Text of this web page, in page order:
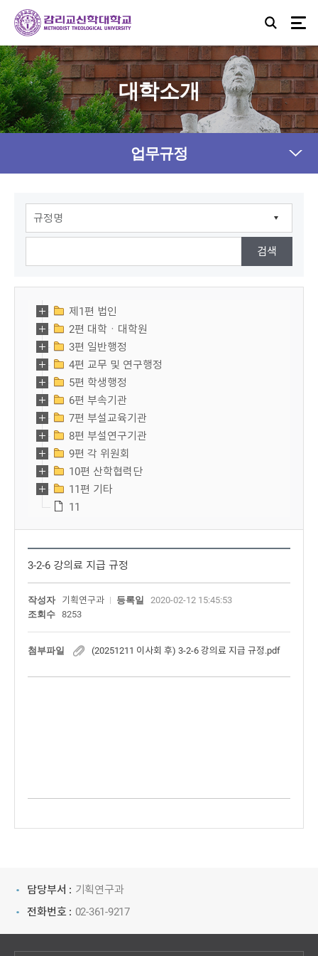
대학소개
업무규정
제1편 법인
2편 대학ㆍ대학원
3편 일반행정
4편 교무 및 연구행정
5편 학생행정
6편 부속기관
7편 부설교육기관
8편 부설연구기관
9편 각 위원회
10편 산학협력단
11편 기타
11
3-2-6 강의료 지급 규정
작성자 기획연구과 등록일
2020-02-12 15:45:53
조회수
8253
첨부파일 (20251211 이사회 후) 3-2-6 강의료 지급 규정.pdf
담당부서 : 기획연구과
전화번호 : 02-361-9217